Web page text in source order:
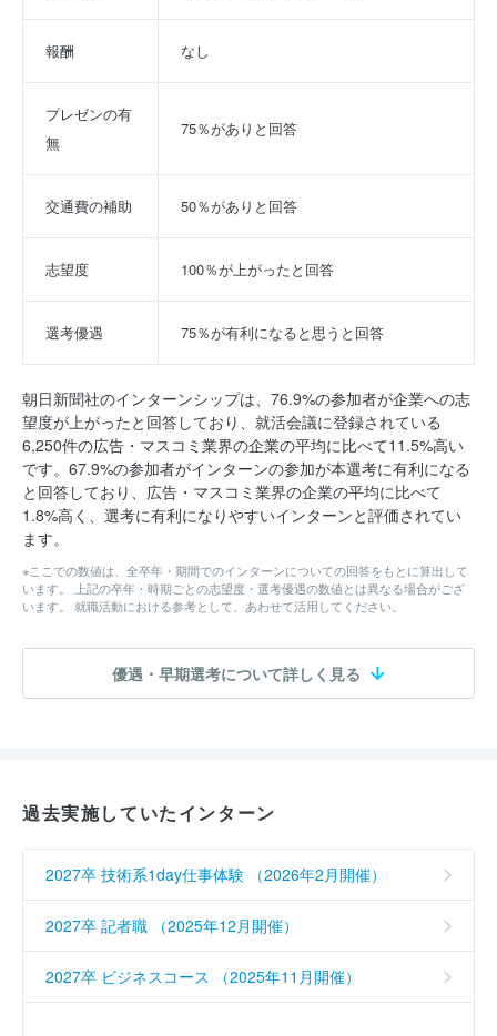
報酬 なし
プレゼンの有
無
75％がありと回答
交通費の補助 50％がありと回答
志望度 100％が上がったと回答
選考優遇 75％が有利になると思うと回答
朝日新聞社のインターンシップは、76.9%の参加者が企業への志
望度が上がったと回答しており、就活会議に登録されている
6,250件の広告・マスコミ業界の企業の平均に比べて11.5%高い
です。67.9%の参加者がインターンの参加が本選考に有利になる
と回答しており、広告・マスコミ業界の企業の平均に比べて
1.8%高く、選考に有利になりやすいインターンと評価されてい
ます。
※ここでの数値は、全卒年・期間でのインターンについての回答をもとに算出して
います。 上記の卒年・時期ごとの志望度・選考優遇の数値とは異なる場合がござ
います。 就職活動における参考として、あわせて活用してください。
優遇・早期選考について詳しく見る
過去実施していたインターン
2027卒 技術系1day仕事体験 （2026年2月開催）
2027卒 記者職 （2025年12月開催）
2027卒 ビジネスコース （2025年11月開催）